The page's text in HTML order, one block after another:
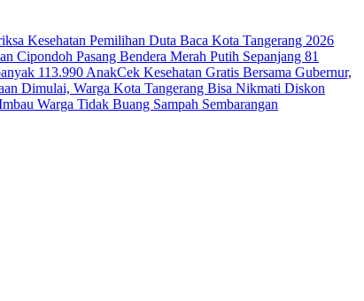
Kesehatan Pemilihan Duta Baca Kota Tangerang 2026
Cipondoh Pasang Bendera Merah Putih Sepanjang 81
113.990 AnakCek Kesehatan Gratis Bersama Gubernur,
Dimulai, Warga Kota Tangerang Bisa Nikmati Diskon
Warga Tidak Buang Sampah Sembarangan